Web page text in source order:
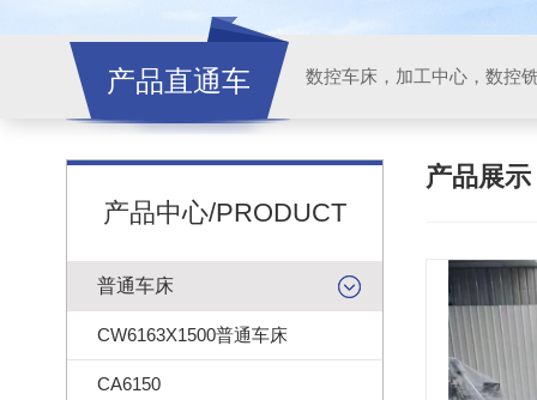
产品直通车
产品中心/PRODUCT
普通车床
CW6163X1500普通车床
CA6150
产品展示